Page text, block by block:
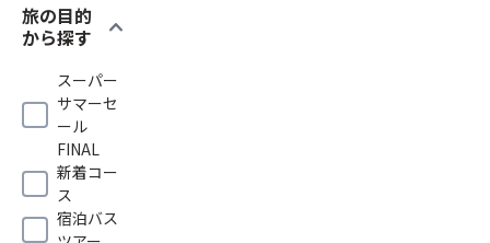
旅の目的
から探す
expand_more
スーパー
サマーセ
ール
FINAL
新着コー
ス
宿泊バス